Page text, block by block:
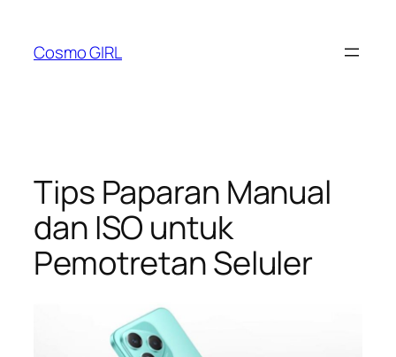
konten
Cosmo GIRL
Tips Paparan Manual
dan ISO untuk
Pemotretan Seluler